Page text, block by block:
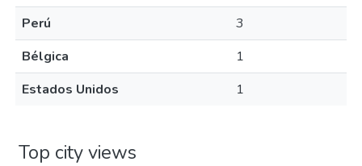
Perú
3
Bélgica
1
Estados Unidos
1
Top city views